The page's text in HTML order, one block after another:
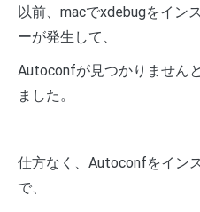
以前、macでxdebugをイン
ーが発生して、
Autoconfが見つかりません
ました。
仕方なく、Autoconfをイン
で、